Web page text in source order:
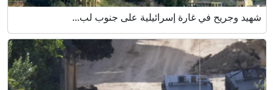
شهيد وجريح في غارة إسرائيلية على جنوب لب...